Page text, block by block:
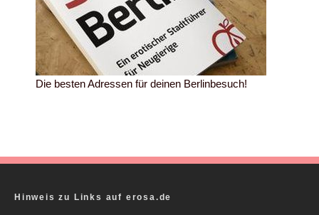
Die besten Adressen für deinen Berlinbesuch!
Hinweis zu Links auf erosa.de